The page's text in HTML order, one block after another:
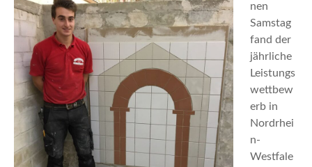
nen
Samstag
fand der
jährliche
Leistungs
wettbew
erb in
Nordrhei
n-
Westfale